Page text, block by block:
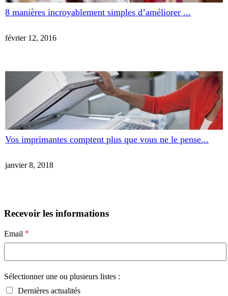
8 manières incroyablement simples d’améliorer ...
février 12, 2016
Vos imprimantes comptent plus que vous ne le pense...
janvier 8, 2018
Recevoir les informations
Email *
Sélectionner une ou plusieurs listes :
Dernières actualités